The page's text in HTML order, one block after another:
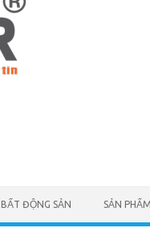
BẤT ĐỘNG SẢN SẢN PHẨM